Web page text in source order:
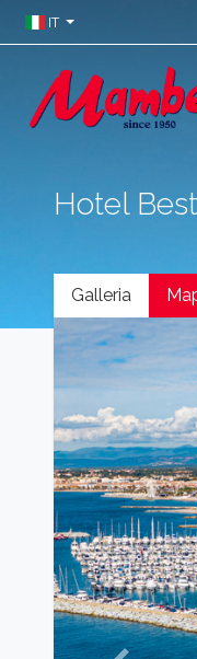
IT
Hotel
Galleria